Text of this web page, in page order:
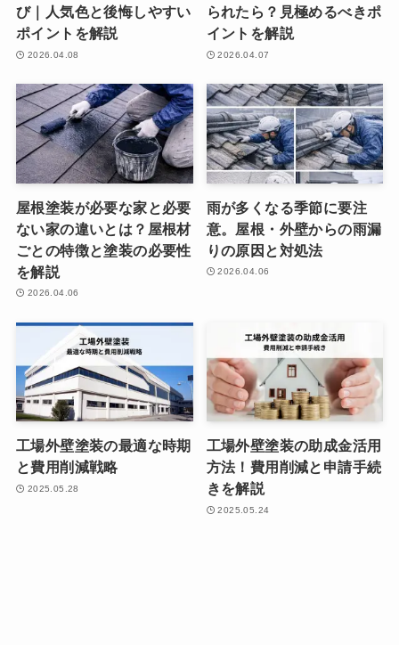
び｜人気色と後悔しやすい
ポイントを解説
2026.04.08
られたら？見極めるべきポ
イントを解説
2026.04.07
屋根塗装が必要な家と必要
ない家の違いとは？屋根材
ごとの特徴と塗装の必要性
を解説
2026.04.06
雨が多くなる季節に要注
意。屋根・外壁からの雨漏
りの原因と対処法
2026.04.06
工場外壁塗装の最適な時期
と費用削減戦略
2025.05.28
工場外壁塗装の助成金活用
方法！費用削減と申請手続
きを解説
2025.05.24